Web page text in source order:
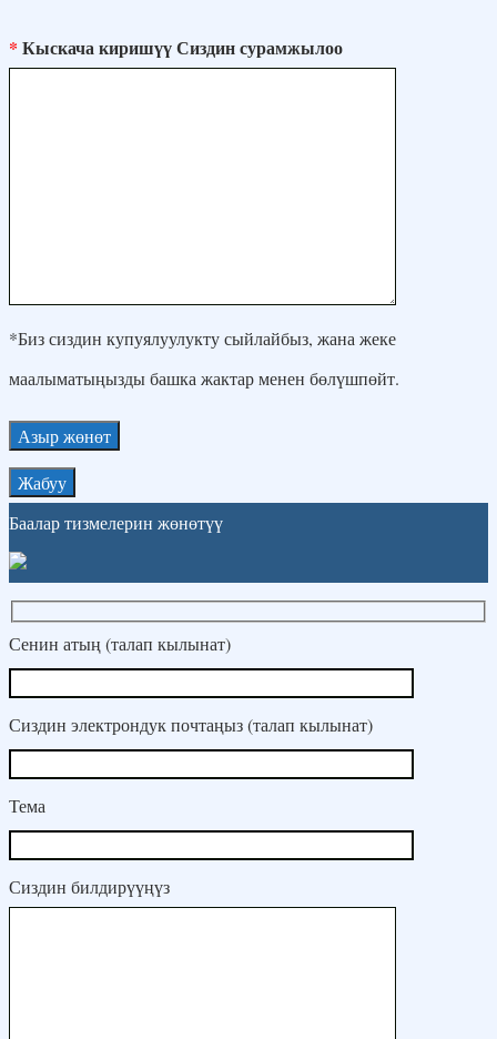
* Кыскача киришүү Сиздин сурамжылоо
*Биз сиздин купуялуулукту сыйлайбыз, жана жеке
маалыматыңызды башка жактар ​​менен бөлүшпөйт.
Жабуу
Баалар тизмелерин жөнөтүү
Сенин атың (талап кылынат)
Сиздин электрондук почтаңыз (талап кылынат)
Тема
Сиздин билдирүүңүз